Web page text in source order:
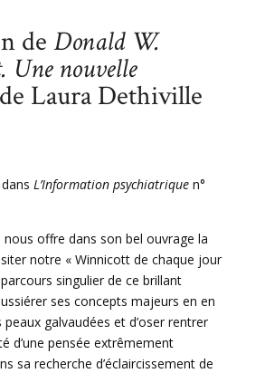
de Donald W.
nouvelle
Laura Dethiville
L’Information psychiatriquen°
nous offre dans son bel ouvrage la
notre « Winnicott de chaque jour
singulier de ce brillant
ses concepts majeurs en en
galvaudées et d’oser rentrer
d’une pensée extrêmement
sa recherche d’éclaircissement de